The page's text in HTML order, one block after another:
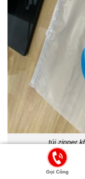
túi zipper
Gọi Công